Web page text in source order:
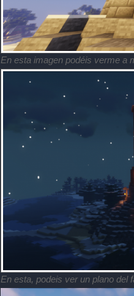
En esta imagen podéis verme a
En esta, podeis ver un plano del